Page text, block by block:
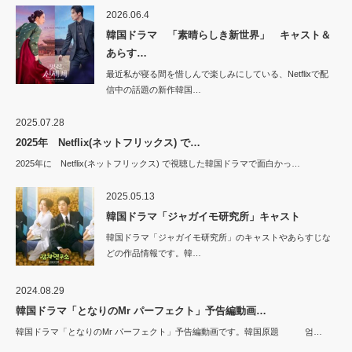
2026.06.4
韓国ドラマ 「素晴らしき新世界」 キャスト＆
あらす…
最近私が寝る間を惜しんで楽しみにしている、Netflixで配
信中の話題の新作韓国…
2025.07.28
2025年 Netflix(ネットフリックス) で…
2025年に Netflix(ネットフリックス) で視聴した韓国ドラマで面白かっ…
2025.05.13
韓国ドラマ「ジャガイモ研究所」キャスト
韓国ドラマ「ジャガイモ研究所」のキャストやあらすじな
どの作品情報です。韓…
2024.08.29
韓国ドラマ「となりのMr パーフェクト」予告編動画…
韓国ドラマ「となりのMr パーフェクト」予告編動画です。韓国原題 엄…